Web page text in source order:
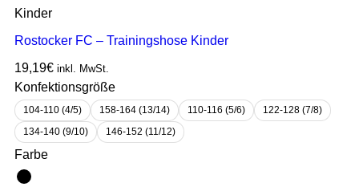
Kinder
Rostocker FC – Trainingshose Kinder
19,19€ inkl. MwSt.
Konfektionsgröße
104-110 (4/5) 158-164 (13/14) 110-116 (5/6)
122-128 (7/8)
134-140 (9/10)
146-152 (11/12)
Farbe